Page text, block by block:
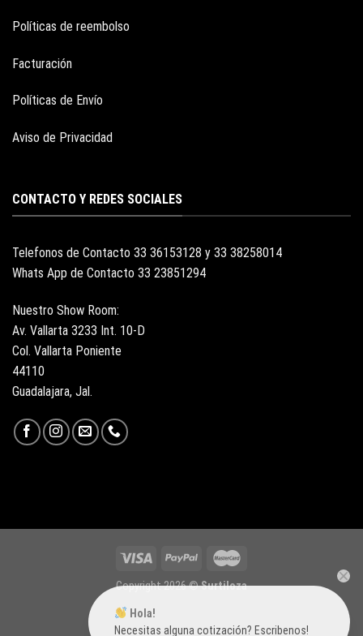
Políticas de reembolso
Facturación
Políticas de Envío
Aviso de Privacidad
CONTACTO Y REDES SOCIALES
Telefonos de Contacto 33 36153128 y 33 38258014
Whats App de Contacto 33 23851294
Nuestro Show Room:
Av. Vallarta 3233 Int. 10-D
Col. Vallarta Poniente
44110
Guadalajara, Jal.
Copyright 2026 ©Surtiloza
Hola!
Necesitas alguna cotización? Escribenos!